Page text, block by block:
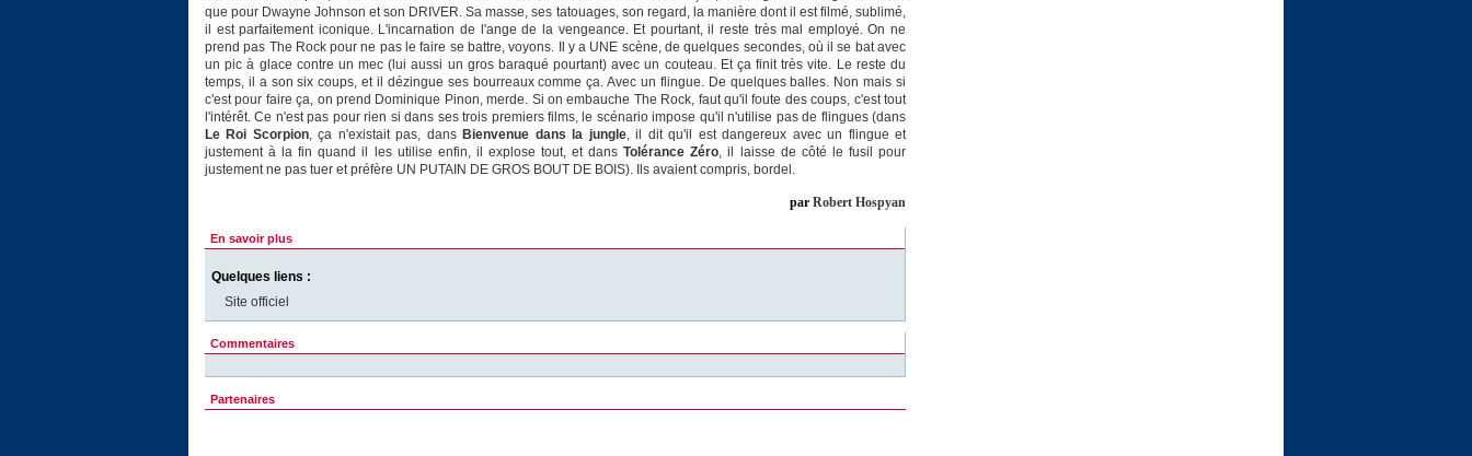
que pour Dwayne Johnson et son DRIVER. Sa masse, ses tatouages, son regard, la manière dont il est filmé, sublimé,
il est parfaitement iconique. L'incarnation de l'ange de la vengeance. Et pourtant, il reste très mal employé. On ne
prend pas The Rock pour ne pas le faire se battre, voyons. Il y a UNE scène, de quelques secondes, où il se bat avec
un pic à glace contre un mec (lui aussi un gros baraqué pourtant) avec un couteau. Et ça finit très vite. Le reste du
temps, il a son six coups, et il dézingue ses bourreaux comme ça. Avec un flingue. De quelques balles. Non mais si
c'est pour faire ça, on prend Dominique Pinon, merde. Si on embauche The Rock, faut qu'il foute des coups, c'est tout
l'intérêt. Ce n'est pas pour rien si dans ses trois premiers films, le scénario impose qu'il n'utilise pas de flingues (dans
Le Roi Scorpion, ça n'existait pas, dans Bienvenue dans la jungle, il dit qu'il est dangereux avec un flingue et
justement à la fin quand il les utilise enfin, il explose tout, et dansTolérance Zéro, il laisse de côté le fusil pour
justement ne pas tuer et préfère UN PUTAIN DE GROS BOUT DE BOIS). Ils avaient compris, bordel.
par Robert Hospyan
En savoir plus
Quelques liens :
Site officiel
Commentaires
Partenaires